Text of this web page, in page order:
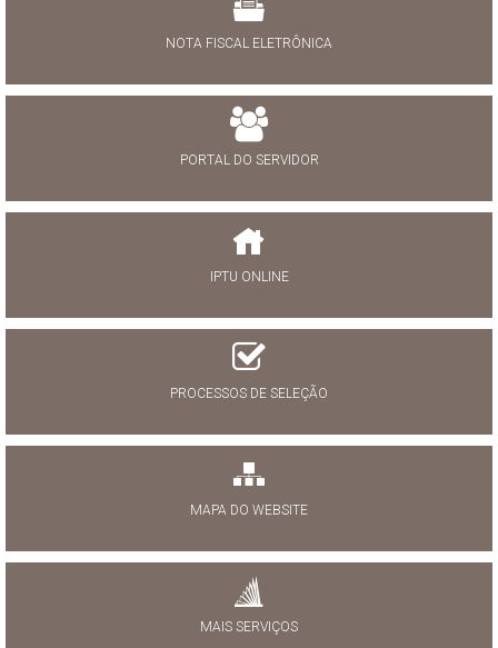
NOTA FISCAL ELETRÔNICA
PORTAL DO SERVIDOR
IPTU ONLINE
PROCESSOS DE SELEÇÃO
MAPA DO WEBSITE
MAIS SERVIÇOS